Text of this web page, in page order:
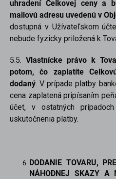
uhradení Celkovej ceny a
mailovú adresu uvedenú v
dostupná v Užívateľskom
nebude fyzicky priložená k
5.5. Vlastnícke právo k
potom, čo zaplatíte
dodaný. V prípade platby
cena zaplatená pripísaním
účet, v ostatných
uskutočnenia platby.
DODANIE TOVARU,
NÁHODNEJ SKAZY A